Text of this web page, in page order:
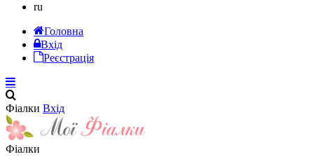
ru
Головна
Вхід
Реєстрація
Фіалки Вхід
Фіалки